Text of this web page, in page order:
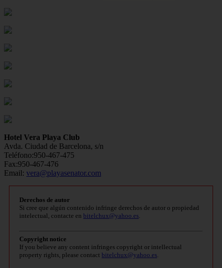
Hotel Vera Playa Club
Avda. Ciudad de Barcelona, s/n
Teléfono:950-467-475
Fax:950-467-476
Email: vera@playasenator.com
Derechos de autor
Si cree que algún contenido infringe derechos de autor o propiedad
intelectual, contacte en bitelchux@yahoo.es
Copyright notice
If you believe any content infringes copyright or intellectual
property rights, please contact bitelchux@yahoo.es